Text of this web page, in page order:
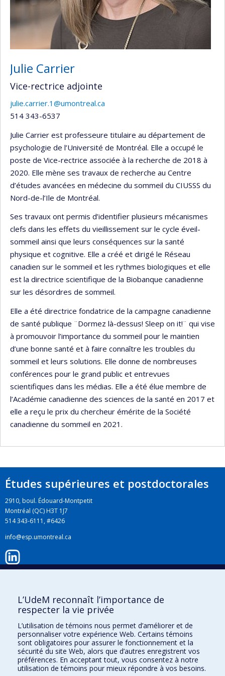
Julie Carrier
Vice-rectrice adjointe
julie.carrier.1@umontreal.ca
514 343-6537
Julie Carrier est professeure titulaire au département de
psychologie de l’Université de Montréal. Elle a occupé le
poste de Vice-rectrice associée à la recherche de 2018 à
2020. Elle mène ses travaux de recherche au Centre
d’études avancées en médecine du sommeil du CIUSSS du
Nord-de-l’Ile de Montréal.
Ses travaux ont permis d’identifier plusieurs mécanismes
clefs dans les effets du vieillissement sur le cycle éveil-
sommeil ainsi que leurs conséquences sur la santé
physique et cognitive. Elle a créé et dirigé le Réseau
canadien sur le sommeil et les rythmes biologiques et elle
est la directrice scientifique de la Biobanque canadienne
sur les désordres de sommeil.
Elle a été directrice fondatrice de la campagne canadienne
de santé publique ¨Dormez là-dessus! Sleep on it!¨ qui vise
à promouvoir l’importance du sommeil pour le maintien
d’une bonne santé et à faire connaître les troubles du
sommeil et leurs solutions. Elle donne de nombreuses
conférences pour le grand public et entrevues
scientifiques dans les médias. Elle a été élue membre de
l’Académie canadienne des sciences de la santé en 2017 et
elle a reçu le prix du chercheur émérite de la Société
canadienne du sommeil en 2021.
Études supérieures et postdoctorales
2910, boul. Édouard-Montpetit
Montréal (QC) H3T 1J7
514 343-6111, #6426
info@esp.umontreal.ca
Instagram
Facebook
L’UdeM reconnaît l’importance de
respecter la vie privée
L’utilisation de témoins nous permet d’améliorer et de
personnaliser votre expérience Web. Certains témoins
sont obligatoires pour assurer le fonctionnement et la
sécurité du site Web, alors que d’autres enregistrent vos
préférences. En acceptant tout, vous consentez à notre
utilisation de témoins pour mieux répondre à vos besoins.